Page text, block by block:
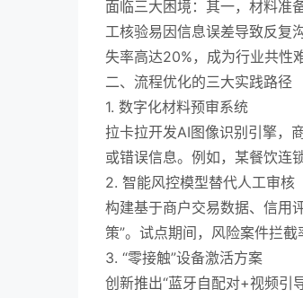
面临三大困境：其一，材料准
工核验易因信息误差导致反复
失率高达20%，成为行业共性难
二、流程优化的三大实践路径
1. 数字化材料预审系统
拉卡拉开发AI图像识别引擎，
或错误信息。例如，某餐饮连
2. 智能风控模型替代人工审核
构建基于商户交易数据、信用
策”。试点期间，风险案件拦
3. “零接触”设备激活方案
创新推出“蓝牙自配对+视频引